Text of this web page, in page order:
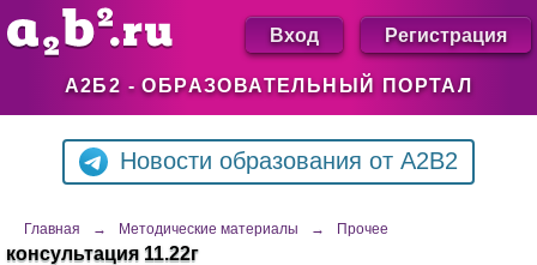
А2Б2 - ОБРАЗОВАТЕЛЬНЫЙ ПОРТАЛ
Вход Регистрация
Новости образования от A2B2
Главная → Методические материалы → Прочее
консультация 11.22г